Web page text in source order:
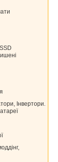
Інвертори.